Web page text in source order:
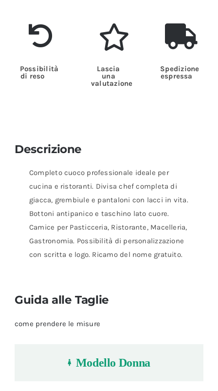
Possibilità
di reso
Lascia
una
valutazione
Spedizione
espressa
Descrizione
Completo cuoco professionale ideale per
cucina e ristoranti. Divisa chef completa di
giacca, grembiule e pantaloni con lacci in vita.
Bottoni antipanico e taschino lato cuore.
Camice per Pasticceria, Ristorante, Macelleria,
Gastronomia. Possibilità di personalizzazione
con scritta e logo. Ricamo del nome gratuito.
Guida alle Taglie
come prendere le misure
Modello Donna